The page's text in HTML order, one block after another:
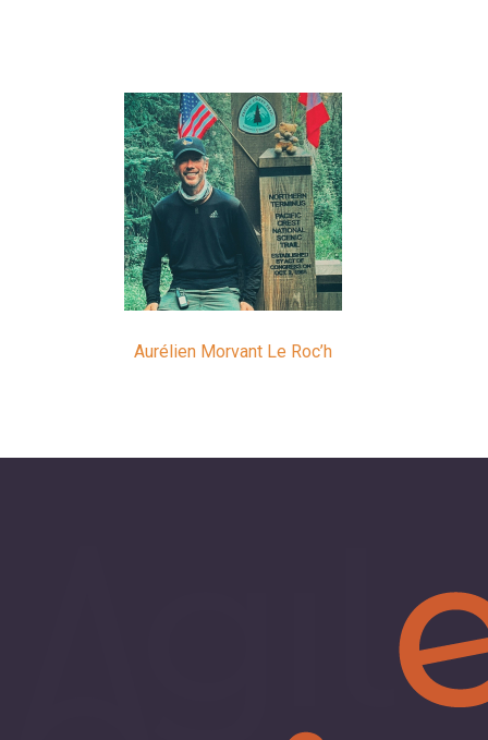
Aurélien Morvant Le Roc’h